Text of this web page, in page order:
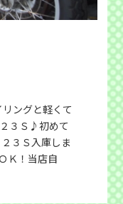
ングと軽くて
３Ｓ♪初めて
３Ｓ入庫しま
Ｋ！当店自